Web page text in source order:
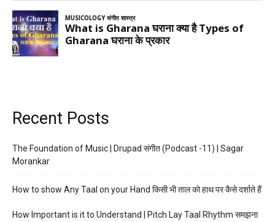
Recent Posts
The Foundation of Music | Drupad संगीत (Podcast -11) | Sagar
Morankar
How to show Any Taal on your Hand किसी भी ताल को हाथ पर कैसे दर्शाते हैं
How Important is it to Understand | Pitch Lay Taal Rhythm समझना